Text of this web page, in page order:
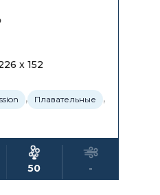
x 152
, Плавательные ,
50 -